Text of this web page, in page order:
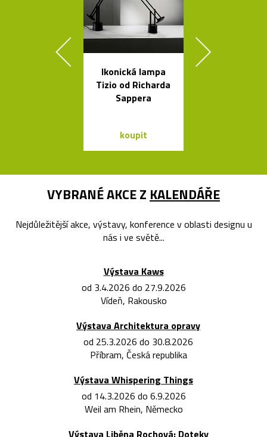
Ikonická lampa
Tizio od Richarda
Sappera
koupit
VYBRANÉ AKCE Z KALENDÁŘE
Nejdůležitější akce, výstavy, konference v oblasti designu u
nás i ve světě...
Výstava Kaws
od 3.4.2026 do 27.9.2026
Vídeň, Rakousko
Výstava Architektura opravy
od 25.3.2026 do 30.8.2026
Příbram, Česká republika
Výstava Whispering Things
od 14.3.2026 do 6.9.2026
Weil am Rhein, Německo
Výstava Liběna Rochová: Doteky